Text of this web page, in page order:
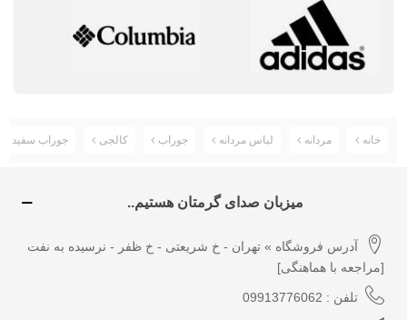
خانه مردانه لباس مردانه جوراب کالجی جوراب سفید
میزبان صدای گرمتان هستیم..
آدرس فروشگاه » تهران - خ شریعتی - خ ظفر - نرسیده به نفت
[مراجعه با هماهنگی]
تلفن : 09913776062